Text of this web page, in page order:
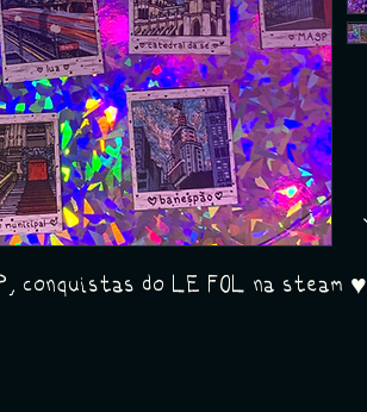
conquistas do LE FOL na steam ♥